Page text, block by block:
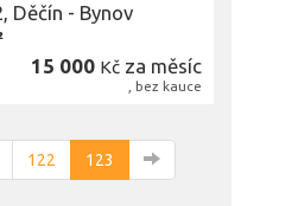
Děčín - Bynov
15 000 Kč za měsíc
, bez kauce
122 123